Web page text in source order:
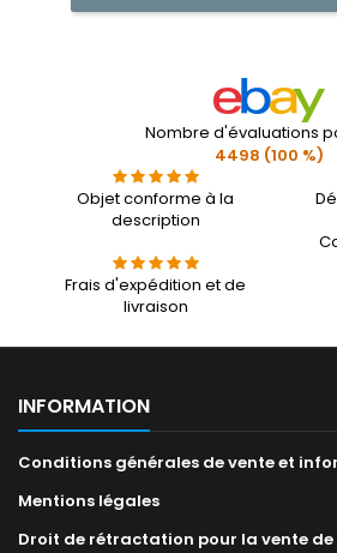
Nombre d'évaluations
4498 (100 %)
Objet conforme à la
description
Frais d'expédition et de
livraison
INFORMATION
Conditions générales de vente et
Mentions légales
Droit de rétractation pour la vente de